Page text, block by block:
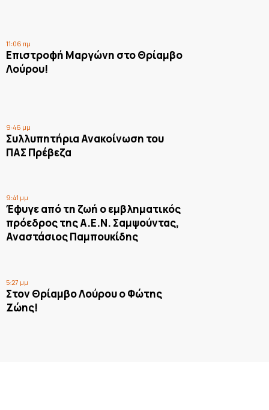
11:06 πμ
Επιστροφή Μαργώνη στο Θρίαμβο
Λούρου!
9:46 μμ
Συλλυπητήρια Ανακοίνωση του
ΠΑΣ Πρέβεζα
9:41 μμ
Έφυγε από τη ζωή ο εμβληματικός
πρόεδρος της Α.Ε.Ν. Σαμψούντας,
Αναστάσιος Παμπουκίδης
5:27 μμ
Στον Θρίαμβο Λούρου ο Φώτης
Ζώης!